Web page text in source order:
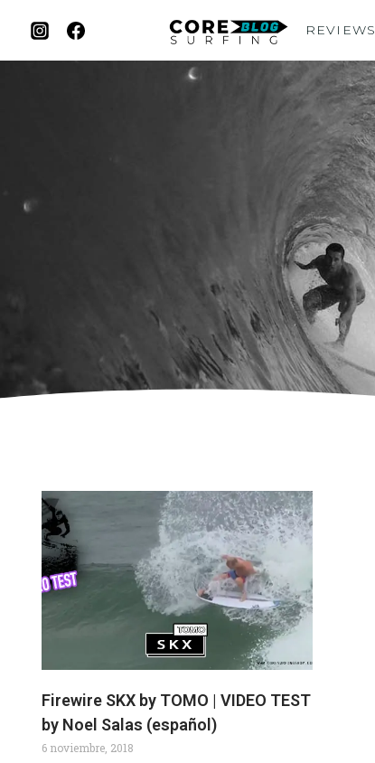
REVIEWS
Firewire SKX by TOMO | VIDEO TEST
by Noel Salas (español)
6 noviembre, 2018